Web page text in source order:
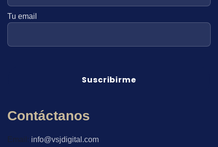
Tu email
Contáctanos
Email: info@vsjdigital.com